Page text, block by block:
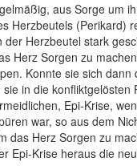
aus Sorge um
Herzbeutels (Perikard)
der Herzbeutel stark
Herz Sorgen zu
Konnte sie sich dann
in die konfliktgelösten
Epi-Krise,
war, so aus dem
das Herz Sorgen zu
Epi-Krise heraus die